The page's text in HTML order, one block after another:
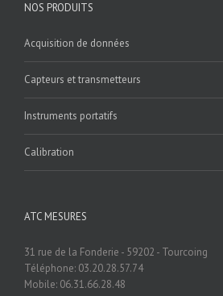
NOS PRODUITS
Acquisition de données
Capteurs et transmetteurs
Instruments portatifs
Calibration
ATC MESURES
31 rue de la Fonderie - 59202 - Tourcoing
Téléphone: 03.20.28.57.74
Mobile: 06.31.66.28.48